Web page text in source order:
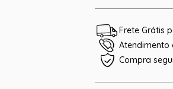
Frete Grátis
Atendimento
Compra